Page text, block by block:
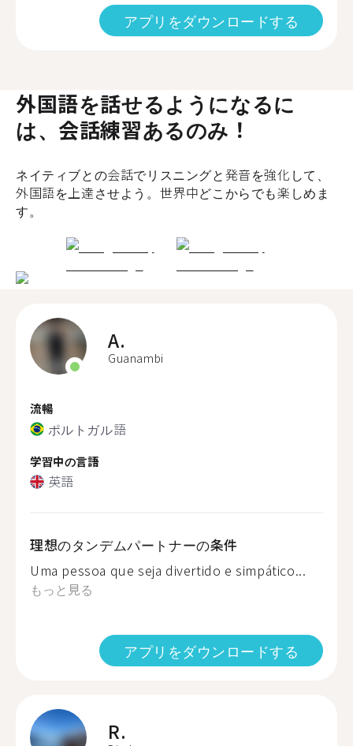
アプリをダウンロードする
外国語を話せるようになるに
は、会話練習あるのみ！
ネイティブとの会話でリスニングと発音を強化して、
外国語を上達させよう。世界中どこからでも楽しめま
す。
A.
Guanambi
流暢
ポルトガル語
学習中の言語
英語
理想のタンデムパートナーの条件
Uma pessoa que seja divertido e simpático...
もっと見る
アプリをダウンロードする
R.